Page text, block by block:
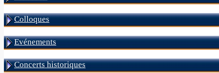
Colloques
Evénements
Concerts historiques